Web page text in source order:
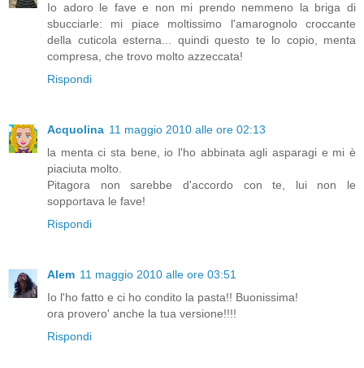
Io adoro le fave e non mi prendo nemmeno la briga di
sbucciarle: mi piace moltissimo l'amarognolo croccante
della cuticola esterna... quindi questo te lo copio, menta
compresa, che trovo molto azzeccata!
Rispondi
Acquolina 11 maggio 2010 alle ore 02:13
la menta ci sta bene, io l'ho abbinata agli asparagi e mi è
piaciuta molto.
Pitagora non sarebbe d'accordo con te, lui non le
sopportava le fave!
Rispondi
Alem 11 maggio 2010 alle ore 03:51
Io l'ho fatto e ci ho condito la pasta!! Buonissima!
ora provero' anche la tua versione!!!!
Rispondi